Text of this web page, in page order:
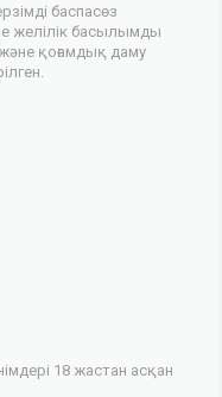
баспасөз
желілік басылымды
қоғамдық даму
18 жастан асқан